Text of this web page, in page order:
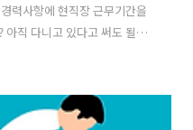
력사항에 현직장 근무기간을
아직 다니고 있다고 써도 될지
직중이라고 쓰셔야 나중에 문
장에 재직 중인 것이 인턴지
입니다. 건설워커 건취그알 :